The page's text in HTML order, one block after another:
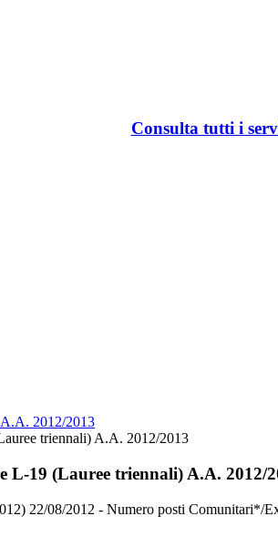
Consulta tutti i
A.A. 2012/2013
triennali) A.A. 2012/2013
L-19 (Lauree triennali) A.A. 2012/
22/08/2012 - Numero posti